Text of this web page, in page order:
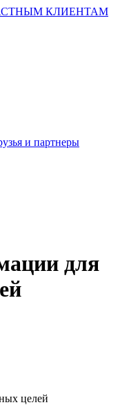
КЛИЕНТАМ
и партнеры
для
целей